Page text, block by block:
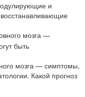
и
мозга —
быть
мозга — симптомы,
Какой прогноз